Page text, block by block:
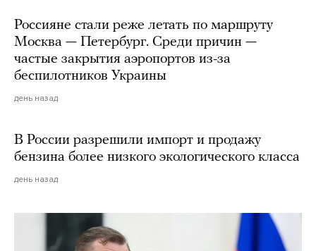
Россияне стали реже летать по маршруту
Москва — Петербург. Среди причин —
частые закрытия аэропортов из-за
беспилотников Украины
день назад
В России разрешили импорт и продажу
бензина более низкого экологического класса
день назад